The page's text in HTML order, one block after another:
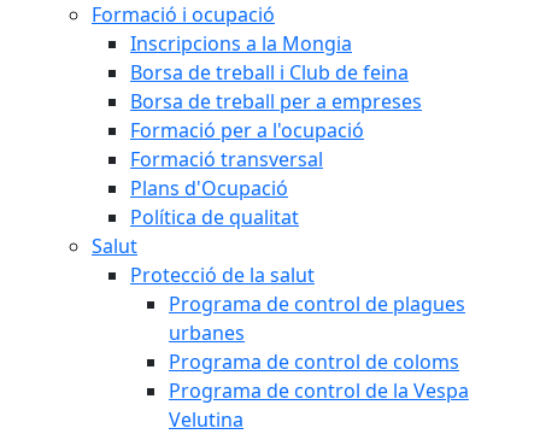
Formació i ocupació
Inscripcions a la Mongia
Borsa de treball i Club de feina
Borsa de treball per a empreses
Formació per a l'ocupació
Formació transversal
Plans d'Ocupació
Política de qualitat
Salut
Protecció de la salut
Programa de control de plagues
urbanes
Programa de control de coloms
Programa de control de la Vespa
Velutina